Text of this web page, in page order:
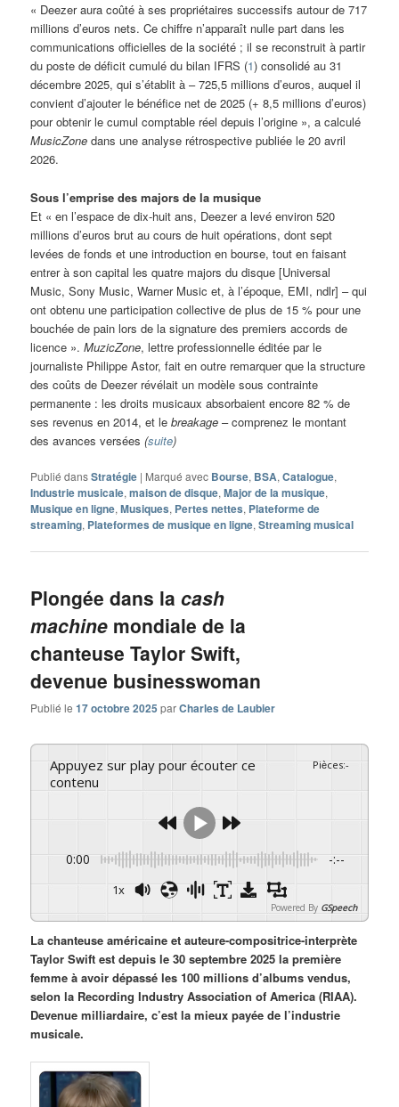
« Deezer aura coûté à ses propriétaires successifs autour de 717
millions d’euros nets. Ce chiffre n’apparaît nulle part dans les
communications officielles de la société ; il se reconstruit à partir
du poste de déficit cumulé du bilan IFRS (1) consolidé au 31
décembre 2025, qui s’établit à – 725,5 millions d’euros, auquel il
convient d’ajouter le bénéfice net de 2025 (+ 8,5 millions d’euros)
pour obtenir le cumul comptable réel depuis l’origine », a calculé
MusicZone dans une analyse rétrospective publiée le 20 avril
2026.
Sous l’emprise des majors de la musique
Et « en l’espace de dix-huit ans, Deezer a levé environ 520
millions d’euros brut au cours de huit opérations, dont sept
levées de fonds et une introduction en bourse, tout en faisant
entrer à son capital les quatre majors du disque [Universal
Music, Sony Music, Warner Music et, à l’époque, EMI, ndlr] – qui
ont obtenu une participation collective de plus de 15 % pour une
bouchée de pain lors de la signature des premiers accords de
licence ».MuzicZone, lettre professionnelle éditée par le
journaliste Philippe Astor, fait en outre remarquer que la structure
des coûts de Deezer révélait un modèle sous contrainte
permanente : les droits musicaux absorbaient encore 82 % de
ses revenus en 2014, et lebreakage – comprenez le montant
des avances versées(suite)
Publié dansStratégie | Marqué avec Bourse, BSA,Catalogue,
Industrie musicale,maison de disque,Major de la musique,
Musique en ligne,Musiques, Pertes nettes, Plateforme de
streaming, Plateformes de musique en ligne,Streaming musical
Plongée dans lacash
machine mondiale de la
chanteuse Taylor Swift,
devenue businesswoman
Publié le17 octobre 2025 parCharles de Laubier
Appuyez sur play pour écouter ce
contenu
Pièces:-
0:00 -:--
1x
Powered By GSpeech
La chanteuse américaine et auteure-compositrice-interprète
Taylor Swift est depuis le 30 septembre 2025 la première
femme à avoir dépassé les 100 millions d’albums vendus,
selon la Recording Industry Association of America (RIAA).
Devenue milliardaire, c’est la mieux payée de l’industrie
musicale.